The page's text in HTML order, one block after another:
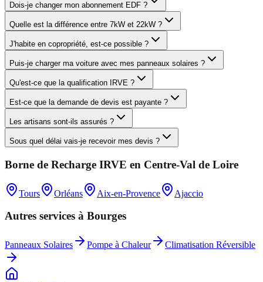
Dois-je changer mon abonnement EDF ?
Quelle est la différence entre 7kW et 22kW ?
J'habite en copropriété, est-ce possible ?
Puis-je charger ma voiture avec mes panneaux solaires ?
Qu'est-ce que la qualification IRVE ?
Est-ce que la demande de devis est payante ?
Les artisans sont-ils assurés ?
Sous quel délai vais-je recevoir mes devis ?
Borne de Recharge IRVE en Centre-Val de Loire
Tours Orléans Aix-en-Provence Ajaccio
Autres services à Bourges
Panneaux Solaires Pompe à Chaleur Climatisation Réversible